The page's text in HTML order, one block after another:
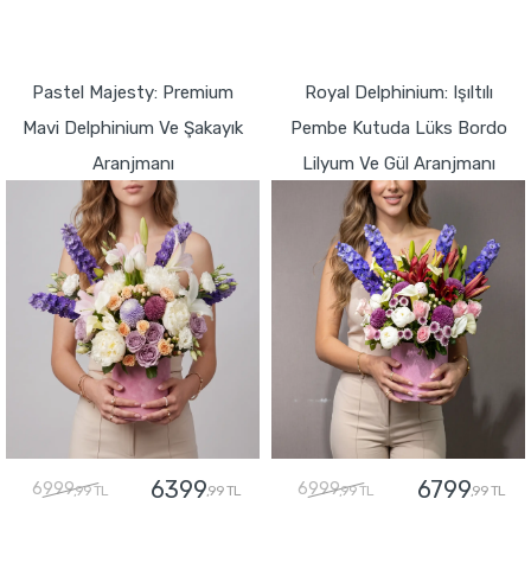
Pastel Majesty: Premium
Mavi Delphinium Ve Şakayık
Aranjmanı
6999,99 TL 6399,99 TL
Royal Delphinium: Işıltılı
Pembe Kutuda Lüks Bordo
Lilyum Ve Gül Aranjmanı
6999,99 TL 6799,99 TL